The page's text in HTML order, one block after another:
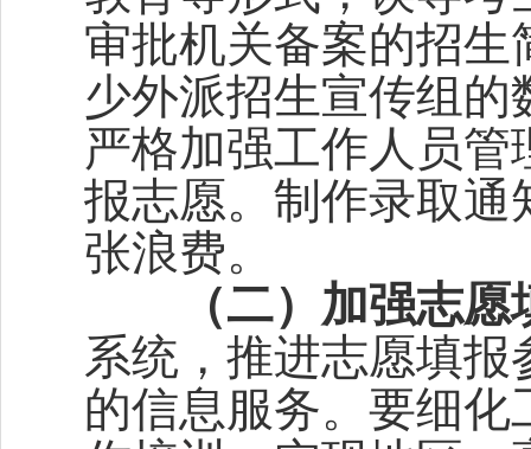
审批机关备案的招
少外派招生宣传组
严格加强工作人员
报志愿。制作录取通
张浪费。
（二）加强志
系统，推进志愿填
的信息服务。要细